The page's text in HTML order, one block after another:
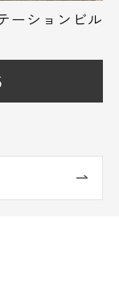
ーションビル